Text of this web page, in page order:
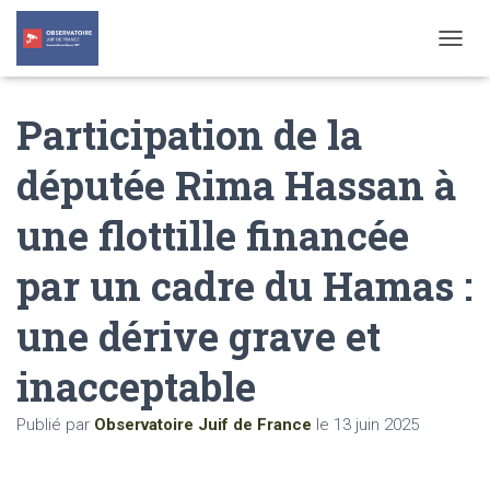
O
N
A
A
T
Participation de la
députée Rima Hassan à
une flottille financée
par un cadre du Hamas :
une dérive grave et
inacceptable
Publié par Observatoire Juif de France le 13 juin 2025